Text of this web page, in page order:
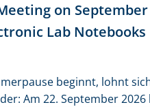
on September
Lab Notebooks
beginnt, lohnt
Am 22. September